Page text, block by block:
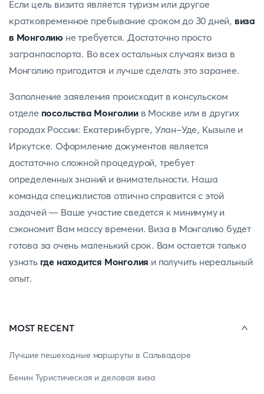
Если цель визита является туризм или другое
кратковременное пребывание сроком до 30 дней, виза
в Монголию не требуется. Достаточно просто
загранпаспорта. Во всех остальных случаях виза в
Монголию пригодится и лучше сделать это заранее.
Заполнение заявления происходит в консульском
отделе посольства Монголии в Москве или в других
городах России: Екатеринбурге, Улан-Уде, Кызыле и
Иркутске. Оформление документов является
достаточно сложной процедурой, требует
определенных знаний и внимательности. Наша
команда специалистов отлично справится с этой
задачей — Ваше участие сведется к минимуму и
сэкономит Вам массу времени. Виза в Монголию будет
готова за очень маленький срок. Вам остается только
узнать где находится Монголия и получить нереальный
опыт.
MOST RECENT
Лучшие пешеходные маршруты в Сальвадоре
Бенин Туристическая и деловая виза